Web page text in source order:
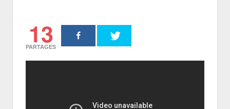
13
PARTAGES